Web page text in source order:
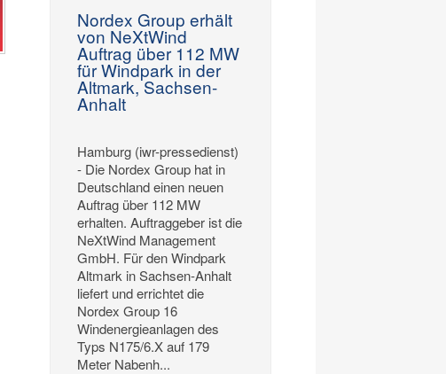
Nordex Group erhält
von NeXtWind
Auftrag über 112 MW
für Windpark in der
Altmark, Sachsen-
Anhalt
Hamburg (iwr-pressedienst)
- Die Nordex Group hat in
Deutschland einen neuen
Auftrag über 112 MW
erhalten. Auftraggeber ist die
NeXtWind Management
GmbH. Für den Windpark
Altmark in Sachsen‑Anhalt
liefert und errichtet die
Nordex Group 16
Windenergieanlagen des
Typs N175/6.X auf 179
Meter Nabenh...